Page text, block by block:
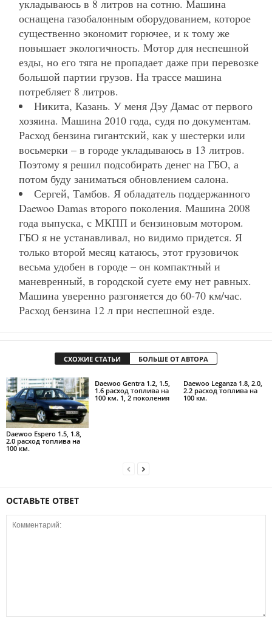
укладываюсь в 8 литров на сотню. Машина
оснащена газобалонным оборудованием, которое
существенно экономит горючее, и к тому же
повышает экологичность. Мотор для неспешной
езды, но его тяга не пропадает даже при перевозке
большой партии грузов. На трассе машина
потребляет 8 литров.
Никита, Казань. У меня Дэу Дамас от первого
хозяина. Машина 2010 года, судя по документам.
Расход бензина гигантский, как у шестерки или
восьмерки – в городе укладываюсь в 13 литров.
Поэтому я решил подсобирать денег на ГБО, а
потом буду заниматься обновлением салона.
Сергей, Тамбов. Я обладатель поддержанного
Daewoo Damas второго поколения. Машина 2008
года выпуска, с МКПП и бензиновым мотором.
ГБО я не устанавливал, но видимо придется. Я
только второй месяц катаюсь, этот грузовичок
весьма удобен в городе – он компактный и
маневренный, в городской суете ему нет равных.
Машина уверенно разгоняется до 60-70 км/час.
Расход бензина 12 л при неспешной езде.
СХОЖИЕ СТАТЬИ БОЛЬШЕ ОТ АВТОРА
Daewoo Espero 1.5, 1.8,
2.0 расход топлива на
100 км.
Daewoo Gentra 1.2, 1.5,
1.6 расход топлива на
100 км. 1, 2 поколения
Daewoo Leganza 1.8, 2.0,
2.2 расход топлива на
100 км.
ОСТАВЬТЕ ОТВЕТ